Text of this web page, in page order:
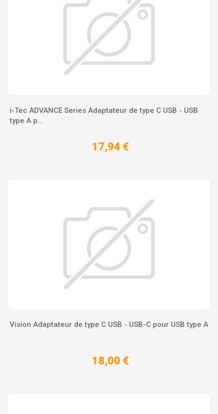
i-Tec ADVANCE Series Adaptateur de type C USB - USB
type A p...
17,94 €
Vision Adaptateur de type C USB - USB-C pour USB type A
18,00 €